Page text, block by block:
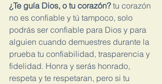
¿Te guía Dios, o tu corazón? tu corazón
no es confiable y tú tampoco, solo
podrás ser confiable para Dios y para
alguien cuando demuestres durante la
prueba tu confiabilidad, trasparencia y
fidelidad. Honra y serás honrado,
respeta y te respetaran, pero si tu